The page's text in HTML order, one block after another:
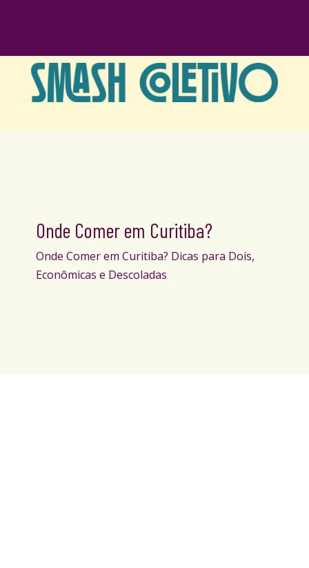
Onde Comer em Curitiba?
Onde Comer em Curitiba? Dicas para Dois,
Econômicas e Descoladas